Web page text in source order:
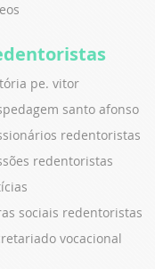
pe. vitor
santo afonso
redentoristas
redentoristas
sociais redentoristas
vocacional